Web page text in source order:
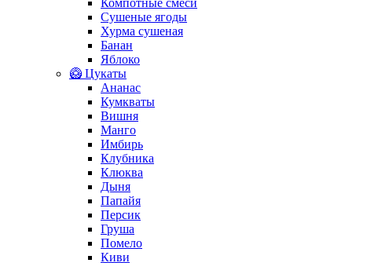
Компотные смеси
Сушеные ягоды
Хурма сушеная
Банан
Яблоко
🥝 Цукаты
Ананас
Кумкваты
Вишня
Манго
Имбирь
Клубника
Клюква
Дыня
Папайя
Персик
Груша
Помело
Киви